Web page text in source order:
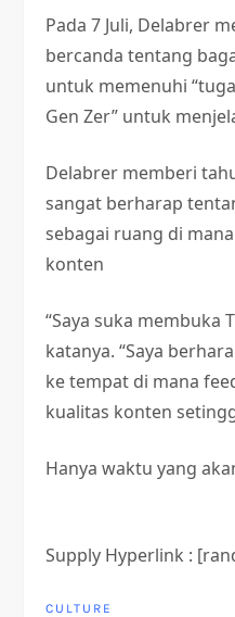
Pada 7 Juli, Delabrer
bercanda tentang
untuk memenuhi
Gen Zer” untuk
Delabrer memberi
sangat berharap
sebagai ruang di
konten
“Saya suka membuka
katanya. “Saya
ke tempat di mana
kualitas konten
Hanya waktu yang
Supply Hyperlink :
CULTURE